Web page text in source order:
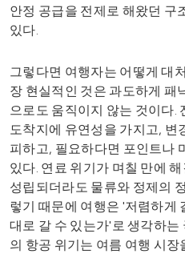
안정 공급을 전제로 해왔던 구
있다.
그렇다면 여행자는 어떻게 대
장 현실적인 것은 과도하게 패
으로도 움직이지 않는 것이다.
도착지에 유연성을 가지고, 변
피하고, 필요하다면 포인트나
있다. 연료 위기가 며칠 만에
성립되더라도 물류와 정제의
렇기 때문에 여행은 '저렴하게
대로 갈 수 있는가'로 생각하는
의 항공 위기는 여름 여행 시